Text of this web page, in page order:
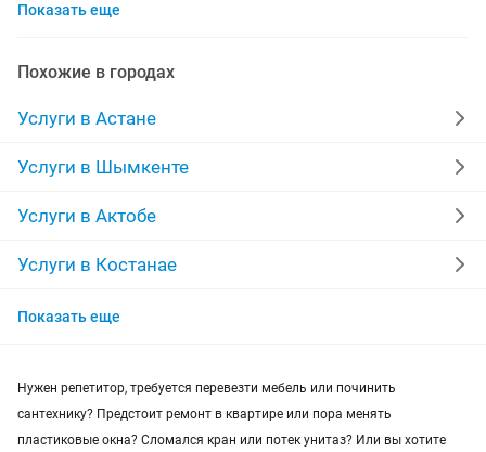
ремонт телевизоров
мебель на заказ
уколы на дому вывоз мусора
москитные сетки
ремонт стиральных машин
грузоперевозки газель
ремонт заправка картриджей
Показать еще
Похожие в городах
Услуги в Астане
Услуги в Шымкенте
Услуги в Актобе
Услуги в Костанае
Услуги в Таразе
Показать еще
Нужен репетитор, требуется перевезти мебель или починить
сантехнику? Предстоит ремонт в квартире или пора менять
пластиковые окна? Сломался кран или потек унитаз? Или вы хотите